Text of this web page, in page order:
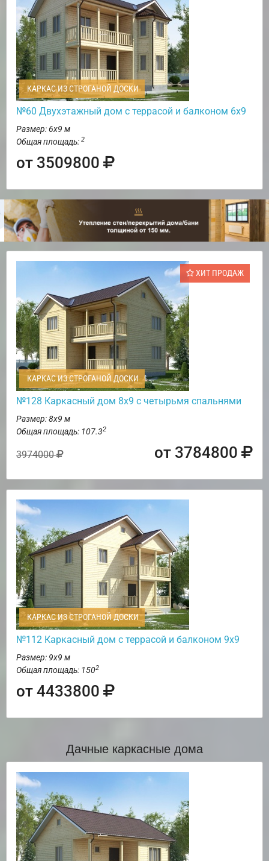
КАРКАС ИЗ СТРОГАНОЙ ДОСКИ
№60 Двухэтажный дом с террасой и балконом 6х9
Размер: 6х9 м
Общая площадь: 2
от 3509800
ХИТ ПРОДАЖ
КАРКАС ИЗ СТРОГАНОЙ ДОСКИ
№128 Каркасный дом 8х9 с четырьмя спальнями
Размер: 8х9 м
Общая площадь: 107.32
3974000 от 3784800
КАРКАС ИЗ СТРОГАНОЙ ДОСКИ
№112 Каркасный дом с террасой и балконом 9х9
Размер: 9х9 м
Общая площадь: 1502
от 4433800
Дачные каркасные дома